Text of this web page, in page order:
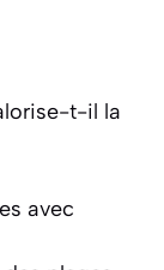
t-il la
avec